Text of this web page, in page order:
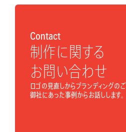
Contact
制作に関する
お問い合わせ
ロゴの見直しからブランディングのご
御社にあった事例からお話しします。